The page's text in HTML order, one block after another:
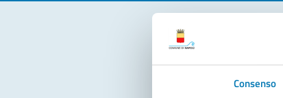
Consenso